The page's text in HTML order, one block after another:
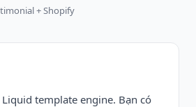
+ Shopify
template engine. Bạn có